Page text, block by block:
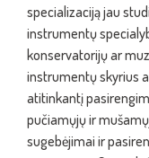
specializaciją jau
instrumentų
konservatorijų ar
instrumentų skyrius
atitinkantį
pučiamųjų ir
sugebėjimai ir